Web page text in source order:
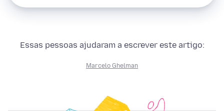
Essas pessoas ajudaram a escrever este artigo:
Marcelo Ghelman